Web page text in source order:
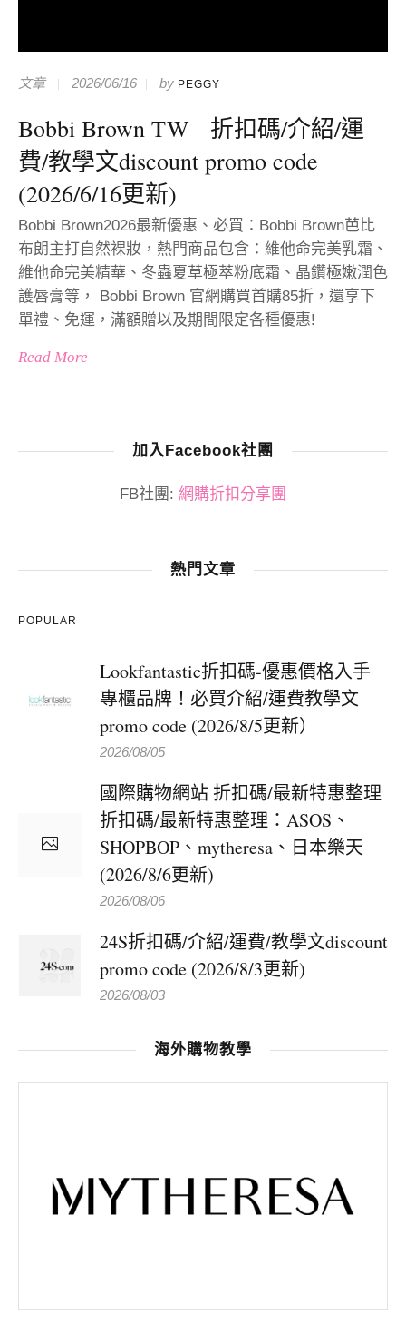
文章 2026/06/16 by PEGGY
Bobbi Brown TW 折扣碼/介紹/運
費/教學文discount promo code
(2026/6/16更新)
Bobbi Brown2026最新優惠、必買：Bobbi Brown芭比
布朗主打自然裸妝，熱門商品包含：維他命完美乳霜、
維他命完美精華、冬蟲夏草極萃粉底霜、晶鑽極嫩潤色
護唇膏等， Bobbi Brown 官網購買首購85折，還享下
單禮、免運，滿額贈以及期間限定各種優惠!
Read More
加入Facebook社團
FB社團: 網購折扣分享團
熱門文章
POPULAR
Lookfantastic折扣碼-優惠價格入手
專櫃品牌！必買介紹/運費教學文
promo code (2026/8/5更新）
2026/08/05
國際購物網站 折扣碼/最新特惠整理
折扣碼/最新特惠整理：ASOS、
SHOPBOP、mytheresa、日本樂天
(2026/8/6更新)
2026/08/06
24S折扣碼/介紹/運費/教學文discount
promo code (2026/8/3更新)
2026/08/03
海外購物教學